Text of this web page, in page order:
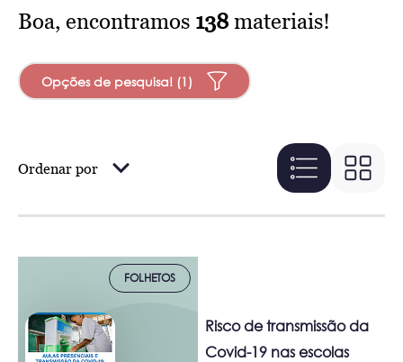
Boa, encontramos 138 materiais!
Opções de pesquisa! (1)
Ordenar por
FOLHETOS
Risco de transmissão da
Covid-19 nas escolas